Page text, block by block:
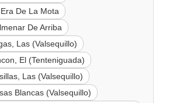
De La Mota
De Arriba
Las (Valsequillo)
El (Tenteniguada)
Las (Valsequillo)
Blancas (Valsequillo)